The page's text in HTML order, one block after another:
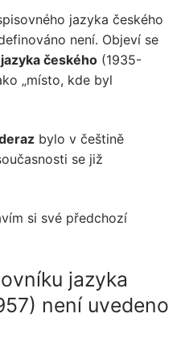
jazyka českého
není. Objeví se
českého (1935-
„místo, kde byl
bylo v češtině
se již
si své předchozí
jazyka
není uvedeno